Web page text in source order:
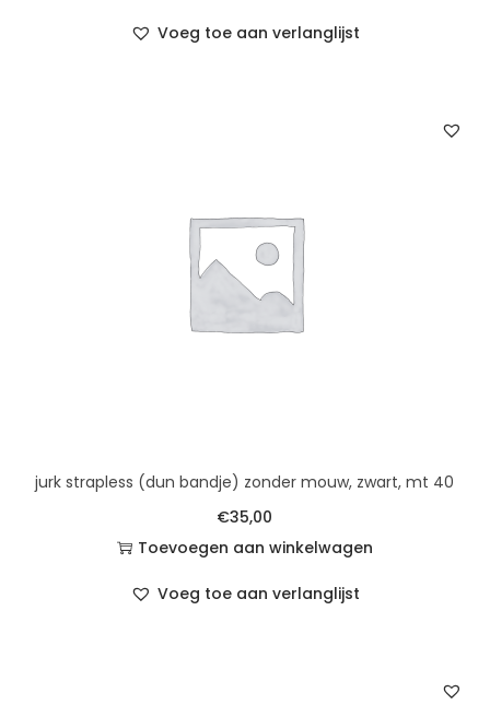
Voeg toe aan verlanglijst
jurk strapless (dun bandje) zonder mouw, zwart, mt 40
€35,00
Toevoegen aan winkelwagen
Voeg toe aan verlanglijst